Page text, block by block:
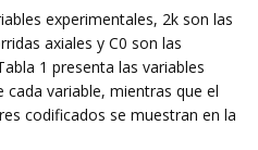
experimentales, 2k son las
axiales y C0 son las
1 presenta las variables
cada variable, mientras que el
codificados se muestran en la